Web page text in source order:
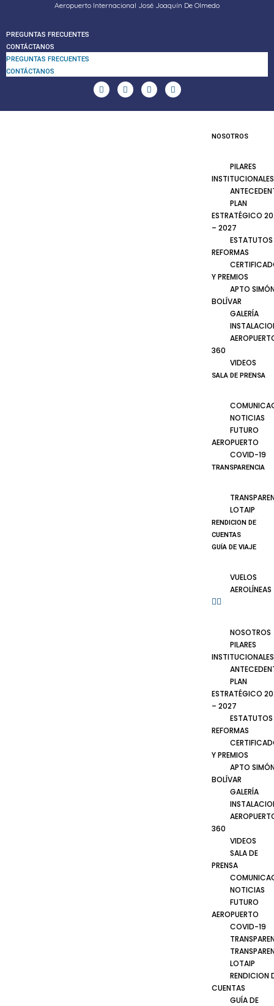
Aeropuerto Internacional José Joaquín De Olmedo
PREGUNTAS FRECUENTES
CONTÁCTANOS
PREGUNTAS FRECUENTES
CONTÁCTANOS
NOSOTROS
PILARES
INSTITUCIONALES
PLAN
ESTRATÉGICO
– 2027
ESTATUTOS
REFORMAS
Y PREMIOS
APTO
BOLÍVAR
GALERÍA
360
VIDEOS
SALA DE PRENSA
NOTICIAS
FUTURO
AEROPUERTO
COVID-19
TRANSPARENCIA
LOTAIP
RENDICION DE
CUENTAS
GUÍA DE VIAJE
VUELOS
AEROLÍNEAS
NOSOTROS
PILARES
INSTITUCIONALES
PLAN
ESTRATÉGICO
– 2027
ESTATUTOS
REFORMAS
Y PREMIOS
APTO
BOLÍVAR
GALERÍA
360
VIDEOS
SALA DE
PRENSA
NOTICIAS
FUTURO
AEROPUERTO
COVID-19
LOTAIP
RENDICION
CUENTAS
GUÍA DE